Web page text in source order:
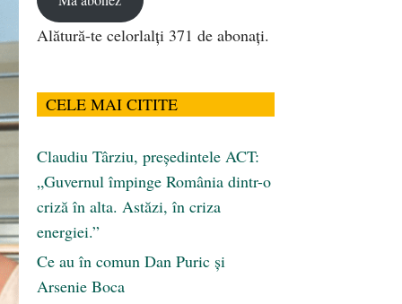
Alătură-te celorlalți 371 de abonați.
CELE MAI CITITE
Claudiu Târziu, președintele ACT:
„Guvernul împinge România dintr-o
criză în alta. Astăzi, în criza
energiei.”
Ce au în comun Dan Puric şi
Arsenie Boca